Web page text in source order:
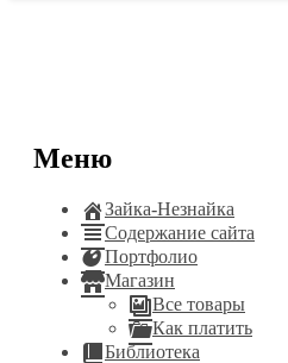
Меню
Зайка-Незнайка
Содержание сайта
Портфолио
Магазин
Все товары
Как платить
Библиотека